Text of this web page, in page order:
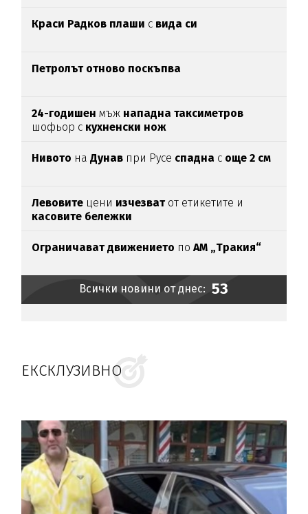
Краси Радков плаши с вида си
Петролът отново поскъпва
24-годишенмъж нападна таксиметров
шофьор с кухненски нож
Нивото наДунав при Русе спадна с още 2 см
Левовите цени изчезват от етикетите и
касовите бележки
Ограничават движението поАМ „Тракия“
Всички новини от днес: 53
ЕКСКЛУЗИВНО